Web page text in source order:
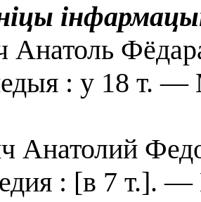
: у 18 т.
Анатолий
: [в 7 т.].